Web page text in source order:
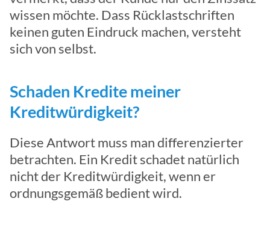
wissen möchte. Dass Rücklastschriften
keinen guten Eindruck machen, versteht
sich von selbst.
Schaden Kredite meiner
Kreditwürdigkeit?
Diese Antwort muss man differenzierter
betrachten. Ein Kredit schadet natürlich
nicht der Kreditwürdigkeit, wenn er
ordnungsgemäß bedient wird.